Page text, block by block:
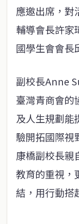
應邀出席，對
輔導會長許家
國學生會會長
副校長Anne
臺灣青商會的
及人生規劃能
驗開拓國際視
康橋副校長親
教育的重視，
結，用行動搭